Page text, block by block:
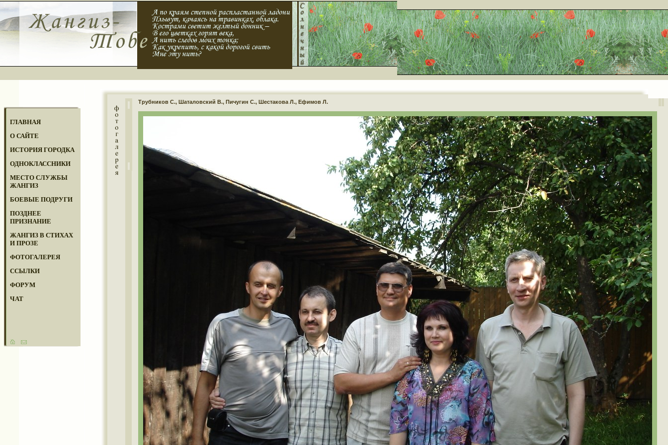
ГЛАВНАЯ
О САЙТЕ
ИСТОРИЯ ГОРОДКА
ОДНОКЛАССНИКИ
МЕСТО СЛУЖБЫ
ЖАНГИЗ
БОЕВЫЕ ПОДРУГИ
ПОЗДНЕЕ
ПРИЗНАНИЕ
ЖАНГИЗ В СТИХАХ
И ПРОЗЕ
ФОТОГАЛЕРЕЯ
ССЫЛКИ
ФОРУМ
ЧАТ
Трубников С., Шаталовский В., Пичугин С., Шестакова Л., Ефимов Л.